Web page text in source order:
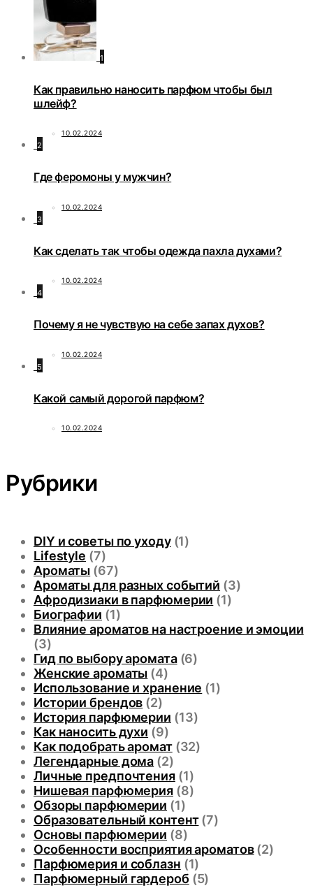
1
Как правильно наносить парфюм чтобы был
шлейф?
10.02.2024
2
Где феромоны у мужчин?
10.02.2024
3
Как сделать так чтобы одежда пахла духами?
10.02.2024
4
Почему я не чувствую на себе запах духов?
10.02.2024
5
Какой самый дорогой парфюм?
10.02.2024
Рубрики
DIY и советы по уходу(1)
Lifestyle (7)
Ароматы (67)
Ароматы для разных событий (3)
Афродизиаки в парфюмерии (1)
Биографии (1)
Влияние ароматов на настроение и эмоции
(3)
Гид по выбору аромата(6)
Женские ароматы (4)
Использование и хранение (1)
Истории брендов (2)
История парфюмерии (13)
Как наносить духи (9)
Как подобрать аромат(32)
Легендарные дома (2)
Личные предпочтения(1)
Нишевая парфюмерия(8)
Обзоры парфюмерии (1)
Образовательный контент(7)
Основы парфюмерии (8)
Особенности восприятия ароматов(2)
Парфюмерия и соблазн (1)
Парфюмерный гардероб (5)